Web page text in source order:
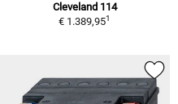
Cleveland 114
€ 1.389,951